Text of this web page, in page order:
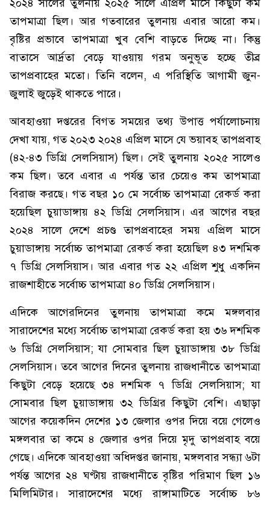
২০২৪ সালের তুলনায় ২০২৫ সালে এপ্রিল মাসে কিছুটা কম
তাপমাত্রা ছিল। আর গতবারের তুলনায় এবার আরো কম।
বৃষ্টির প্রভাবে তাপমাত্রা খুব বেশি বাড়তে দিচ্ছে না। কিন্তু
বাতাসে আর্দ্রতা বেড়ে যাওয়ায় গরম অনুভূত হচ্ছে তীব্র
তাপপ্রবাহের মতো। তিনি বলেন, এ পরিস্থিতি আগামী জুন-
জুলাই জুড়েই থাকতে পারে।
আবহাওয়া দপ্তরের বিগত সময়ের তথ্য উপাত্ত পর্যালোচনায়
দেখা যায়, গত ২০২৩ ২০২৪ এপ্রিল মাসে যে ভয়াবহ তাপপ্রবাহ
(৪২-৪৩ ডিগ্রি সেলসিয়াস) ছিল। সেই তুলনায় ২০২৫ সালেও
কম ছিল। তবে এবার এ পর্যন্ত তার চেয়েও কম তাপমাত্রা
বিরাজ করছে। গত বছর ১০ মে সর্বোচ্চ তাপমাত্রা রেকর্ড করা
হয়েছিল চুয়াডাঙ্গায় ৪২ ডিগ্রি সেলসিয়াস। এর আগের বছর
২০২৪ সালে দেশে প্রচণ্ড তাপপ্রবাহের সময় এপ্রিল মাসে
চুয়াডাঙ্গায় সর্বোচ্চ তাপমাত্রা রেকর্ড করা হয়েছিল ৪৩ দশমিক
৭ ডিগ্রি সেলসিয়াস। আর এবার গত ২২ এপ্রিল শুধু একদিন
রাজশাহীতে সর্বোচ্চ তাপমাত্রা ৪০ ডিগ্রি সেলসিয়াস।
এদিকে আগেরদিনের তুলনায় তাপমাত্রা কমে মঙ্গলবার
সারাদেশের মধ্যে সর্বোচ্চ তাপমাত্রা রেকর্ড করা হয় ৩৬ দশমিক
৬ ডিগ্রি সেলসিয়াস; যা সোমবার ছিল চুয়াডাঙ্গায় ৩৮ ডিগ্রি
সেলসিয়াস। তবে আগের দিনের তুলনায় রাজধানীতে তাপমাত্রা
কিছুটা বেড়ে হয়েছে ৩৪ দশমিক ৭ ডিগ্রি সেলসিয়াস; যা
সোমবার ছিল চুয়াডাঙ্গায় ৩২ ডিগ্রির কিছুটা বেশি। এছাড়া
আগের কয়েকদিন দেশের ১৩ জেলার ওপর দিয়ে বয়ে গেলেও
মঙ্গলবার তা কমে ৪ জেলার ওপর দিয়ে মৃদু তাপপ্রবাহ বয়ে
গেছে। এদিকে আবহাওয়া অধিদপ্তর জানায়, মঙ্গলবার সন্ধ্যা ৬টা
পর্যন্ত আগের ২৪ ঘণ্টায় রাজধানীতে বৃষ্টির পরিমাণ ছিল ১৬
মিলিমিটার। সারাদেশের মধ্যে রাঙ্গামাটিতে সর্বোচ্চ ৮৬